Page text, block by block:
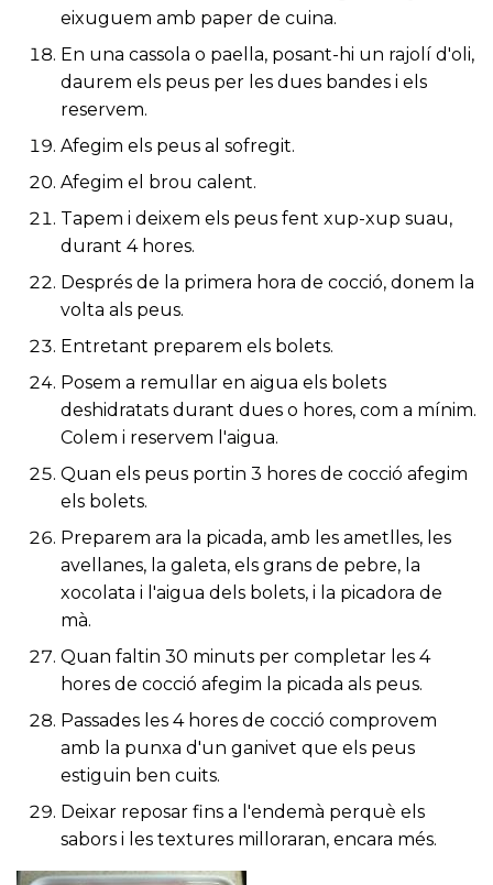
eixuguem amb paper de cuina.
En una cassola o paella, posant-hi un rajolí d'oli,
daurem els peus per les dues bandes i els
reservem.
Afegim els peus al sofregit.
Afegim el brou calent.
Tapem i deixem els peus fent xup-xup suau,
durant 4 hores.
Després de la primera hora de cocció, donem la
volta als peus.
Entretant preparem els bolets.
Posem a remullar en aigua els bolets
deshidratats durant dues o hores, com a mínim.
Colem i reservem l'aigua.
Quan els peus portin 3 hores de cocció afegim
els bolets.
Preparem ara la picada, amb les ametlles, les
avellanes, la galeta, els grans de pebre, la
xocolata i l'aigua dels bolets, i la picadora de
mà.
Quan faltin 30 minuts per completar les 4
hores de cocció afegim la picada als peus.
Passades les 4 hores de cocció comprovem
amb la punxa d'un ganivet que els peus
estiguin ben cuits.
Deixar reposar fins a l'endemà perquè els
sabors i les textures milloraran, encara més.